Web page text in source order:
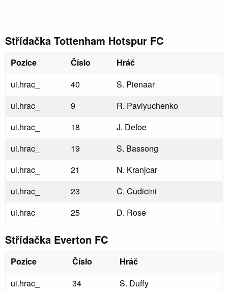
Střídačka Tottenham Hotspur FC
Pozice Číslo
Hráč
ui.hrac_
40
S. Pienaar
ui.hrac_
9
R. Pavlyuchenko
ui.hrac_
18
J. Defoe
ui.hrac_
19
S. Bassong
ui.hrac_
21
N. Kranjcar
ui.hrac_
23
C. Cudicini
ui.hrac_
25 D. Rose
Střídačka Everton FC
Pozice Číslo
Hráč
ui.hrac_
34
S. Duffy